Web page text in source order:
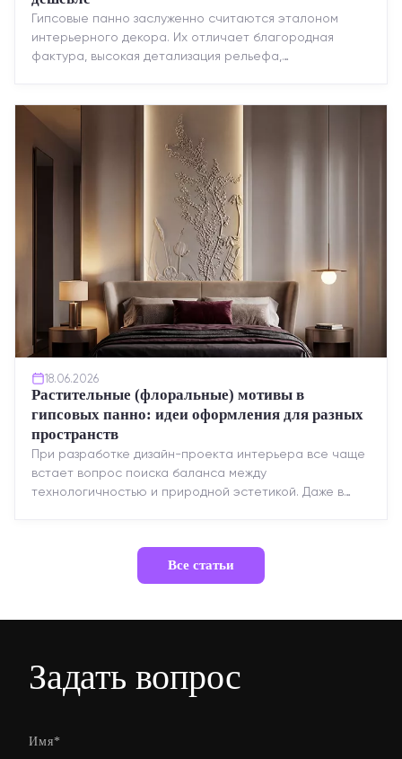
Гипсовые панно заслуженно считаются эталоном
интерьерного декора. Их отличает благородная
фактура, высокая детализация рельефа,
18.06.2026
Растительные (флоральные) мотивы в
гипсовых панно: идеи оформления для разных
пространств
При разработке дизайн-проекта интерьера все чаще
встает вопрос поиска баланса между
технологичностью и природной эстетикой. Даже в
Все статьи
Задать вопрос